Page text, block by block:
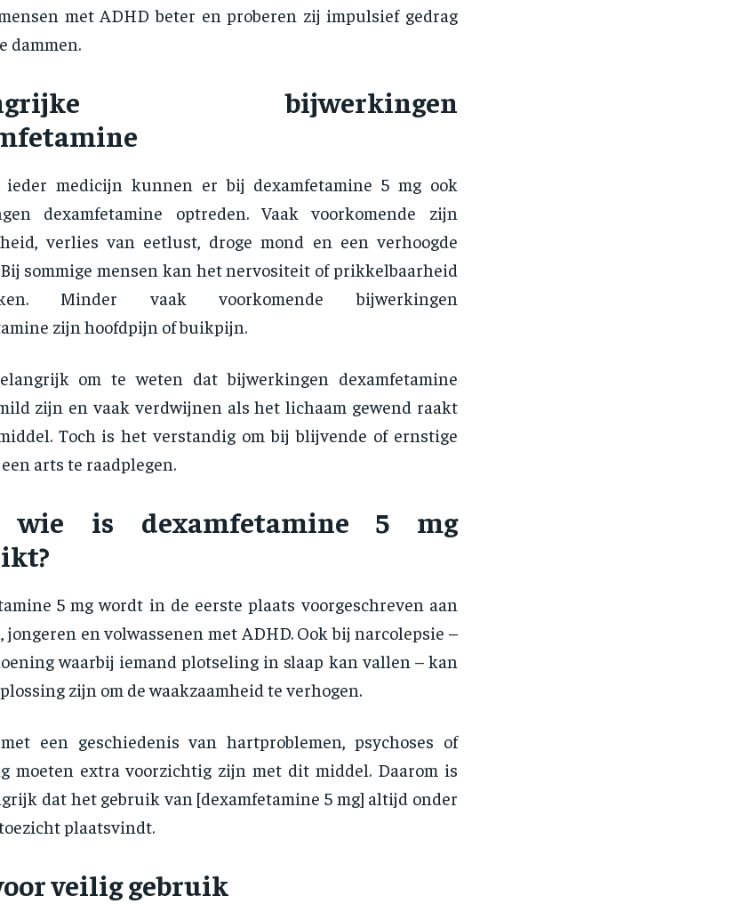
met ADHD beter en proberen zij impulsief gedrag
dammen.
bijwerkingen
ieder medicijn kunnen er bij dexamfetamine 5 mg ook
dexamfetamine optreden. Vaak voorkomende zijn
verlies van eetlust, droge mond en een verhoogde
sommige mensen kan het nervositeit of prikkelbaarheid
Minder vaak voorkomende bijwerkingen
zijn hoofdpijn of buikpijn.
om te weten dat bijwerkingen dexamfetamine
zijn en vaak verdwijnen als het lichaam gewend raakt
Toch is het verstandig om bij blijvende of ernstige
arts te raadplegen.
wie is dexamfetamine 5 mg
5 mg wordt in de eerste plaats voorgeschreven aan
en volwassenen met ADHD. Ook bij narcolepsie –
waarbij iemand plotseling in slaap kan vallen – kan
zijn om de waakzaamheid te verhogen.
een geschiedenis van hartproblemen, psychoses of
moeten extra voorzichtig zijn met dit middel. Daarom is
dat het gebruik van [dexamfetamine 5 mg] altijd onder
plaatsvindt.
veilig gebruik